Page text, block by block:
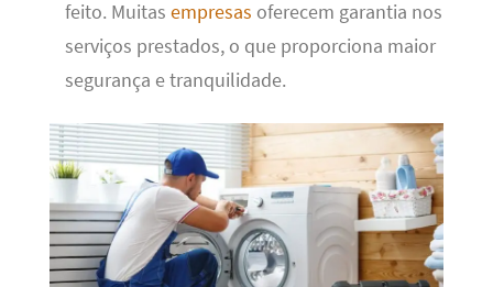
feito. Muitas empresas oferecem garantia nos
serviços prestados, o que proporciona maior
segurança e tranquilidade.